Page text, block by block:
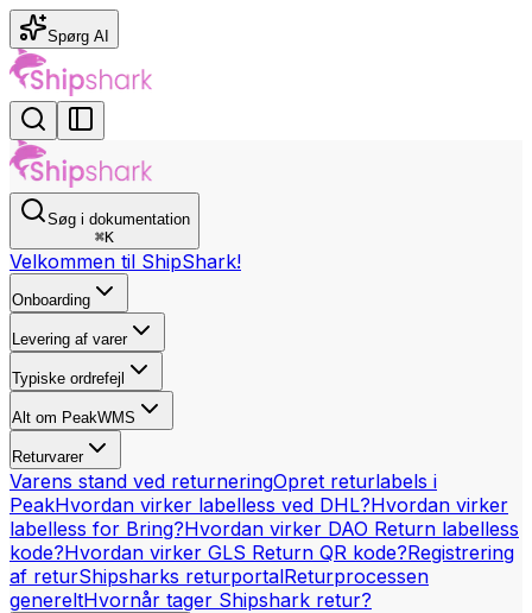
Spørg AI
Søg i dokumentation
⌘K
Velkommen til ShipShark!
Onboarding
Levering af varer
Typiske ordrefejl
Alt om PeakWMS
Returvarer
Varens stand ved returneringOpret returlabels i
PeakHvordan virker labelless ved DHL?Hvordan virker
labelless for Bring?Hvordan virker DAO Return labelless
kode?Hvordan virker GLS Return QR kode?Registrering
af returShipsharks returportalReturprocessen
genereltHvornår tager Shipshark retur?